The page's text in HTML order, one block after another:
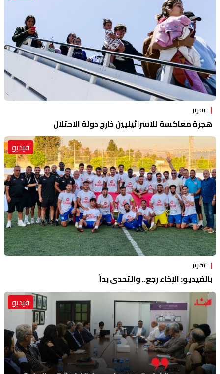
تقرير
هجرة معاكسة للاسرائيليين خارج دولة الاحتلال
فيديو
تقرير
بالفيديو: الإخاء رجع.. والتحدي بدأ
فيديو